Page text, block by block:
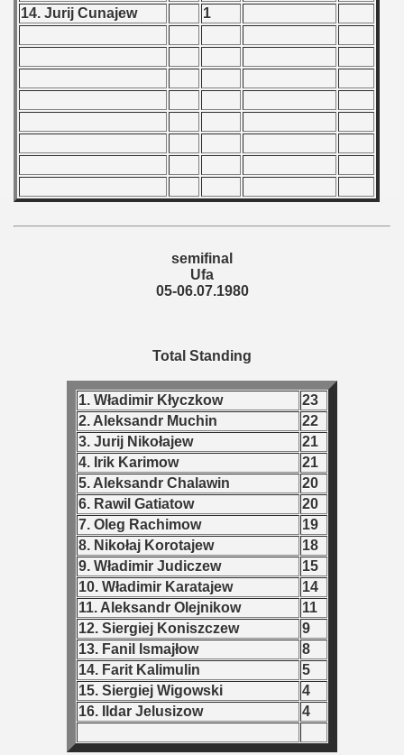
14. Jurij Cunajew
1
semifinal
Ufa
05-06.07.1980
Total Standing
1. Władimir Kłyczkow
23
2. Aleksandr Muchin
22
3. Jurij Nikołajew
21
4. Irik Karimow
21
5. Aleksandr Chalawin
20
6. Rawil Gatiatow
20
7. Oleg Rachimow
19
8. Nikołaj Korotajew
18
9. Władimir Judiczew
15
10. Władimir Karatajew
14
11. Aleksandr Olejnikow
11
12. Siergiej Koniszczew
9
13. Fanil Ismajłow
8
14. Farit Kalimulin
5
15. Siergiej Wigowski
4
16. Ildar Jelusizow
4
Round
of USSR